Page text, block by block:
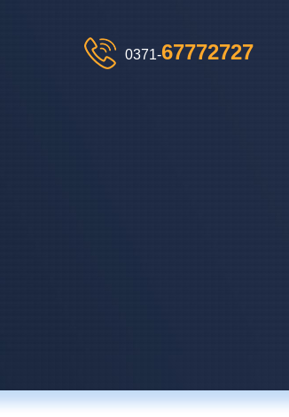
0371-67772727